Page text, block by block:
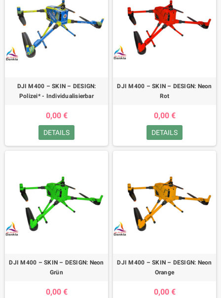
DJI M400 – SKIN – DESIGN:
Polizei* - Individualisierbar
0,00 €
DETAILS
DJI M400 – SKIN – DESIGN: Neon
Rot
0,00 €
DETAILS
DJI M400 – SKIN – DESIGN: Neon
Grün
0,00 €
DJI M400 – SKIN – DESIGN: Neon
Orange
0,00 €